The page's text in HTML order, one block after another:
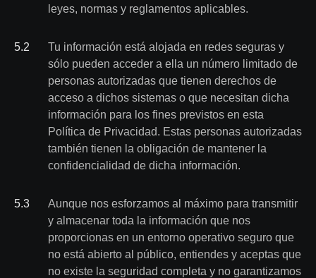
leyes, normas y reglamentos aplicables.
5.2
Tu información está alojada en redes seguras y
sólo pueden acceder a ella un número limitado de
personas autorizadas que tienen derechos de
acceso a dichos sistemas o que necesitan dicha
información para los fines previstos en esta
Política de Privacidad. Estas personas autorizadas
también tienen la obligación de mantener la
confidencialidad de dicha información.
5.3
Aunque nos esforzamos al máximo para transmitir
y almacenar toda la información que nos
proporcionas en un entorno operativo seguro que
no está abierto al público, entiendes y aceptas que
no existe la seguridad completa y no garantizamos